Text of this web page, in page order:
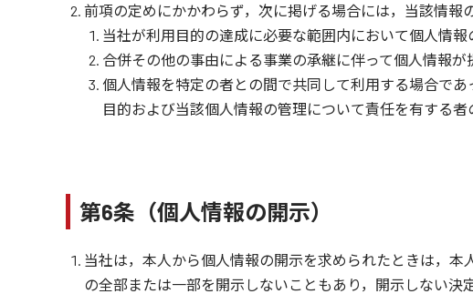
前項の定めにかかわらず，次に掲げる場合には，当該情報
当社が利用目的の達成に必要な範囲内において個人情
合併その他の事由による事業の承継に伴って個人情報が
個人情報を特定の者との間で共同して利用する場合で
目的および当該個人情報の管理について責任を有する
第6条（個人情報の開示）
当社は，本人から個人情報の開示を求められたときは，
の全部または一部を開示しないこともあり，開示しない決